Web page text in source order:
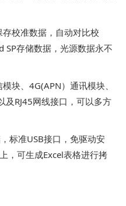
校准数据，自动对比校
存储数据，光源数据永不
、4G(APN）通讯模块、
及RJ45网线接口，可以多方
准USB接口，免驱动安
，可生成Excel表格进行拷